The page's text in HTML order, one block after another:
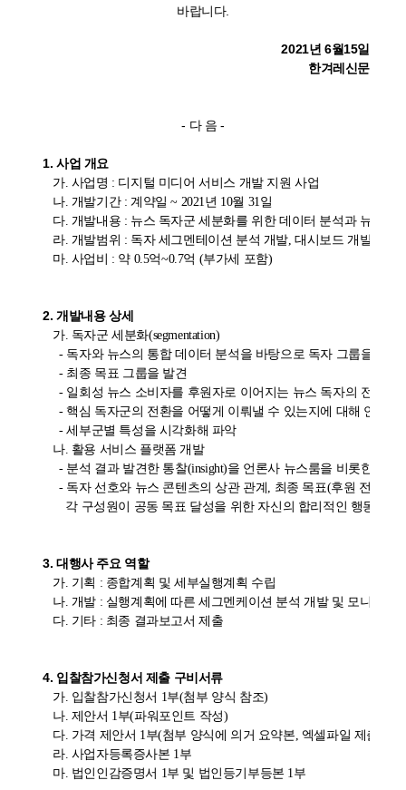
바랍니다.
2021년 6월15일
한겨레신문
- 다 음 -
1. 사업 개요
     가. 사업명 : 디지털 미디어 서비스 개발 지원 사업
     나. 개발기간 : 계약일 ~ 2021년 10월 31일
다. 개발내용 : 뉴스 독자군 세분화를 위한 데이터 분석과 뉴스룸
     라. 개발범위 : 독자 세그멘테이션 분석 개발, 대시보드 개발
     마. 사업비 : 약 0.5억~0.7억 (부가세 포함)
2. 개발내용 상세
     가. 독자군 세분화(segmentation)
- 독자와 뉴스의 통합 데이터 분석을 바탕으로 독자 그룹을 특
       - 최종 목표 그룹을 발견
- 일회성 뉴스 소비자를 후원자로 이어지는 뉴스 독자의 전환의
- 핵심 독자군의 전환을 어떻게 이뤄낼 수 있는지에 대해 연계
       - 세부군별 특성을 시각화해 파악
     나. 활용 서비스 플랫폼 개발
- 분석 결과 발견한 통찰(insight)을 언론사 뉴스룸을 비롯한
- 독자 선호와 뉴스 콘텐츠의 상관 관계, 최종 목표(후원 전
각 구성원이 공동 목표 달성을 위한 자신의 합리적인 행동과
3. 대행사 주요 역할
     가. 기획 : 종합계획 및 세부실행계획 수립
나. 개발 : 실행계획에 따른 세그멘케이션 분석 개발 및 모니터링
     다. 기타 : 최종 결과보고서 제출
4. 입찰참가신청서 제출 구비서류
     가. 입찰참가신청서 1부(첨부 양식 참조)
     나. 제안서 1부(파워포인트 작성)
     다. 가격 제안서 1부(첨부 양식에 의거 요약본, 엑셀파일 제출)
     라. 사업자등록증사본 1부
     마. 법인인감증명서 1부 및 법인등기부등본 1부